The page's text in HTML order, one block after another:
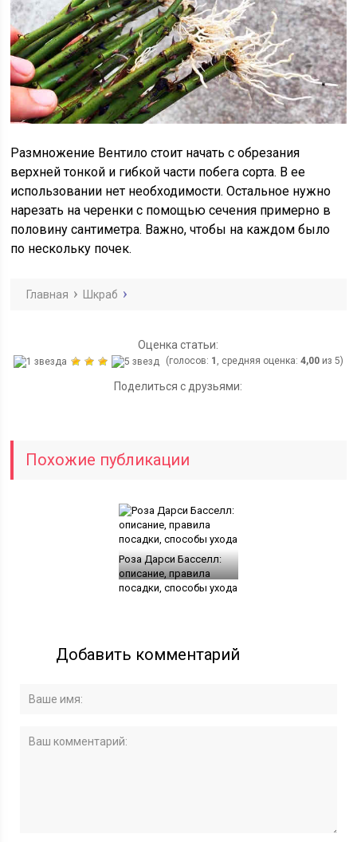
Размножение Вентило стоит начать с обрезания
верхней тонкой и гибкой части побега сорта. В ее
использовании нет необходимости. Остальное нужно
нарезать на черенки с помощью сечения примерно в
половину сантиметра. Важно, чтобы на каждом было
по нескольку почек.
Главная Шкраб
Оценка статьи:
(голосов: 1 , средняя оценка: 4,00из 5)
Поделиться с друзьями:
Похожие публикации
Роза Дарси Басселл:
описание, правила
посадки, способы ухода
Добавить комментарий